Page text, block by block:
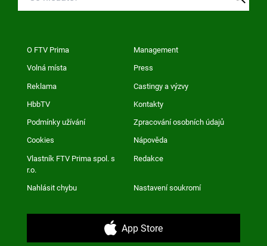
O FTV Prima Management
Volná místa Press
Reklama Castingy a výzvy
HbbTV Kontakty
Podmínky užívání Zpracování osobních údajů
Cookies Nápověda
Vlastník FTV Prima spol. s
r.o.
Redakce
Nahlásit chybu Nastavení soukromí
App Store